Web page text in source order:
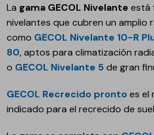
La gama GECOL Nivelante está
nivelantes que cubren un amplio
como GECOL Nivelante 10-R
80, aptos para climatización
o GECOL Nivelante 5de gran
GECOL Recrecido pronto es el
indicado para el recrecido de